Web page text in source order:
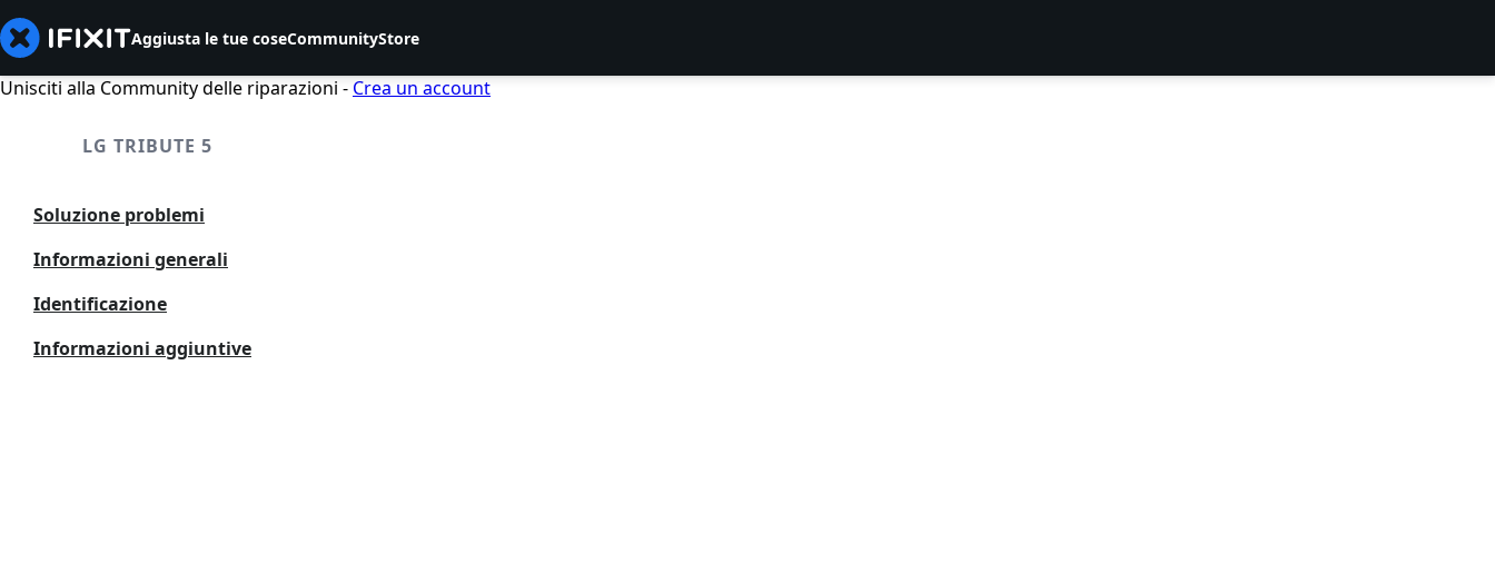
Aggiusta le tue coseCommunityStore
Unisciti alla Community delle riparazioni - Crea un account
LG TRIBUTE 5
Soluzione problemi
Informazioni generali
Identificazione
Informazioni aggiuntive